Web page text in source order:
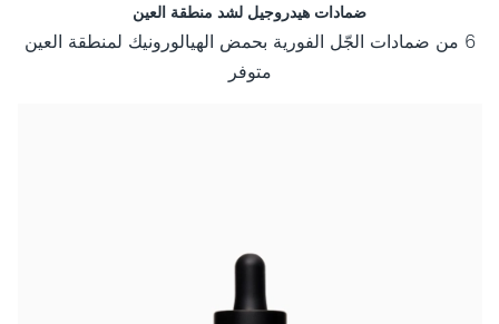
ضمادات هيدروجيل لشد منطقة العين
6 من ضمادات الجّل الفورية بحمض الهيالورونيك لمنطقة العين
متوفر